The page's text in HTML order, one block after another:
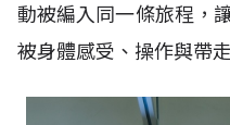
動被編入同一條旅程，
被身體感受、操作與帶